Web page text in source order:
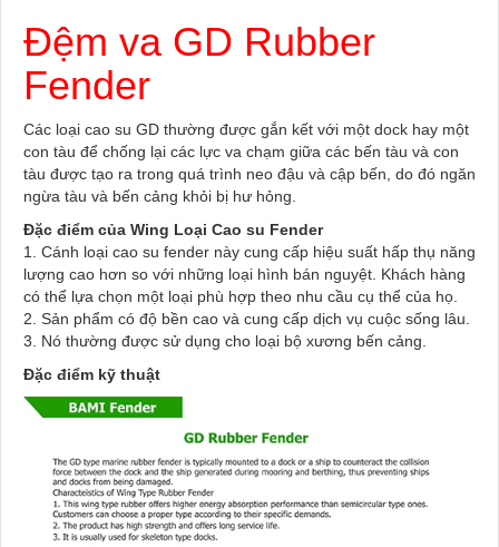
Đệm va GD Rubber
Fender
Các loại cao su GD thường được gắn kết với một dock hay một
con tàu để chống lại các lực va chạm giữa các bến tàu và con
tàu được tạo ra trong quá trình neo đậu và cập bến, do đó ngăn
ngừa tàu và bến cảng khỏi bị hư hỏng.
Đặc điểm của Wing Loại Cao su Fender
1. Cánh loại cao su fender này cung cấp hiệu suất hấp thụ năng
lượng cao hơn so với những loại hình bán nguyệt. Khách hàng
có thể lựa chọn một loại phù hợp theo nhu cầu cụ thể của họ.
2. Sản phẩm có độ bền cao và cung cấp dịch vụ cuộc sống lâu.
3. Nó thường được sử dụng cho loại bộ xương bến cảng.
Đặc điểm kỹ thuật